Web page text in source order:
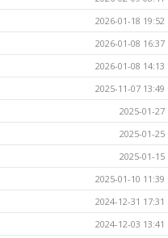
2026-01-18 19:52
2026-01-08 16:37
2026-01-08 14:13
2025-11-07 13:49
2025-01-27
2025-01-25
2025-01-15
2025-01-10 11:39
2024-12-31 17:31
2024-12-03 13:41